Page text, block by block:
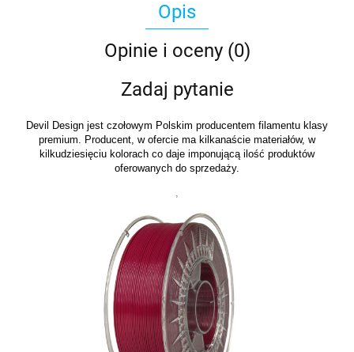
Opis
Opinie i oceny (0)
Zadaj pytanie
Devil Design jest czołowym Polskim producentem filamentu klasy
premium. Producent, w ofercie ma kilkanaście materiałów, w
kilkudziesięciu kolorach co daje imponującą ilość produktów
oferowanych do sprzedaży.
,